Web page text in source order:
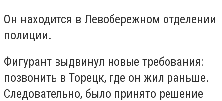
Он находится в Левобережном отделении
полиции.
Фигурант выдвинул новые требования:
позвонить в Торецк, где он жил раньше.
Следовательно, было принято решение